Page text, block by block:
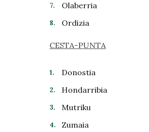
Olaberria
Ordizia
CESTA-PUNTA
Donostia
Hondarribia
Mutriku
Zumaia